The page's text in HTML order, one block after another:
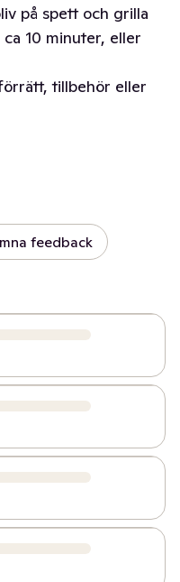
på spett och grilla
10 minuter, eller
tillbehör eller
feedback